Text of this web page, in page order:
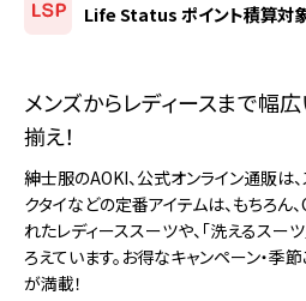
Life Status ポイント積算対
メンズからレディースまで幅
揃え！
紳士服のAOKI、公式オンライン通販は、
クタイなどの定番アイテムは、もちろ
れたレディーススーツや、「洗えるス
ろえています。お得なキャンペーン・季
が満載！